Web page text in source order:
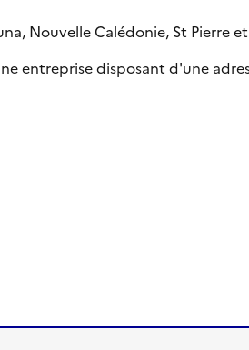
Nouvelle Calédonie, St Pierre
entreprise disposant d'une